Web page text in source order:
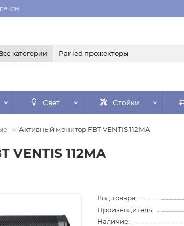
категории
Свет Стойки
Активный монитор FBT VENTIS 112MA
112MA
Код товара:
Производитель:
Наличие: